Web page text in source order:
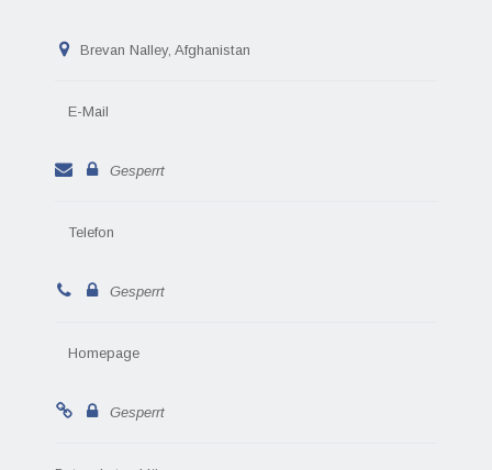
Brevan Nalley, Afghanistan
E-Mail
Gesperrt
Telefon
Gesperrt
Homepage
Gesperrt